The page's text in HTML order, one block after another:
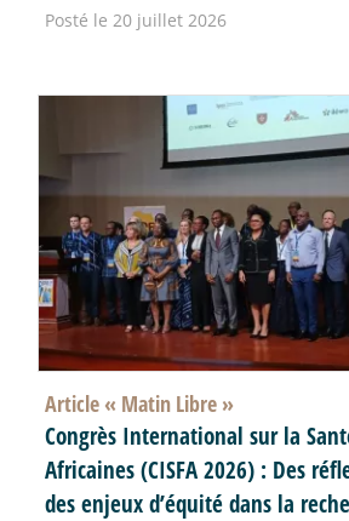
Posté le 20 juillet 2026
Article « Matin Libre »
Congrès International sur la
Africaines (CISFA 2026) : Des
des enjeux d’équité dans la